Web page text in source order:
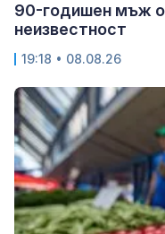
90-годишен мъж
неизвестност
19:18 • 08.08.26